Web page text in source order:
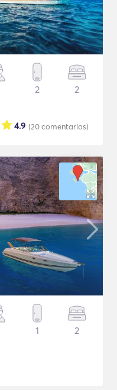
2 2
(20comentarios)
4.9
1 2